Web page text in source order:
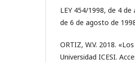
LEY 454/1998, de 4
de 6 de agosto de
ORTIZ, W.V. 2018.
Universidad ICESI.